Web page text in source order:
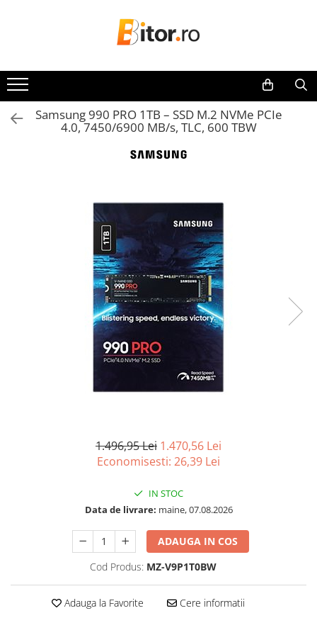
Laptop , PC, Tablete
Laptop-uri
Laptop-uri Gaming
Laptop-uri Workstation
Imprimante, Scannere,
Imprimante & Multifuncționale
Imprimanta Laser Color
Imprimanta Laser Mono
Imprimante Cerneală
Imprimante Matriciale
Consumabile & Filamente 3D
Cerneală & Cap de Printare
Consumabile - toner
Imprimante Large Format Printer
Accesorii Large Format
Plottere & Scannere
Samsung 990 PRO 1TB – SSD M.2 NVMe PCIe
4.0, 7450/6900 MB/s, TLC, 600 TBW
1.496,95 Lei 1.470,56 Lei
Economisesti: 26,39 Lei
IN STOC
Data de livrare: maine, 07.08.2026
ADAUGA IN COS
Cod Produs: MZ-V9P1T0BW
Adauga la Favorite Cere informatii